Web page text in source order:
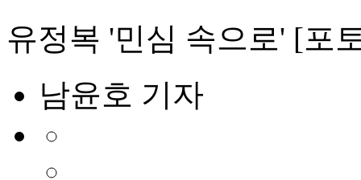
유정복 '민심 속으로' [포
남윤호 기자